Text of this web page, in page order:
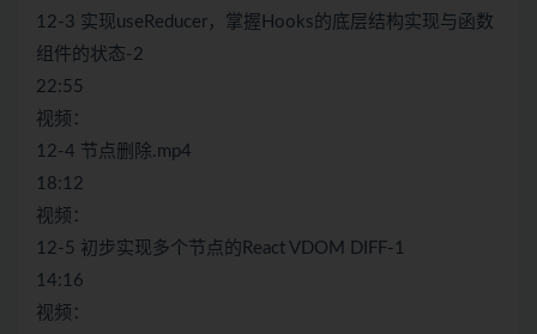
12-3 实现useReducer，掌握Hooks的底层结构实现与函数
组件的状态-2
22:55
视频：
12-4 节点删除.mp4
18:12
视频：
12-5 初步实现多个节点的React VDOM DIFF-1
14:16
视频：